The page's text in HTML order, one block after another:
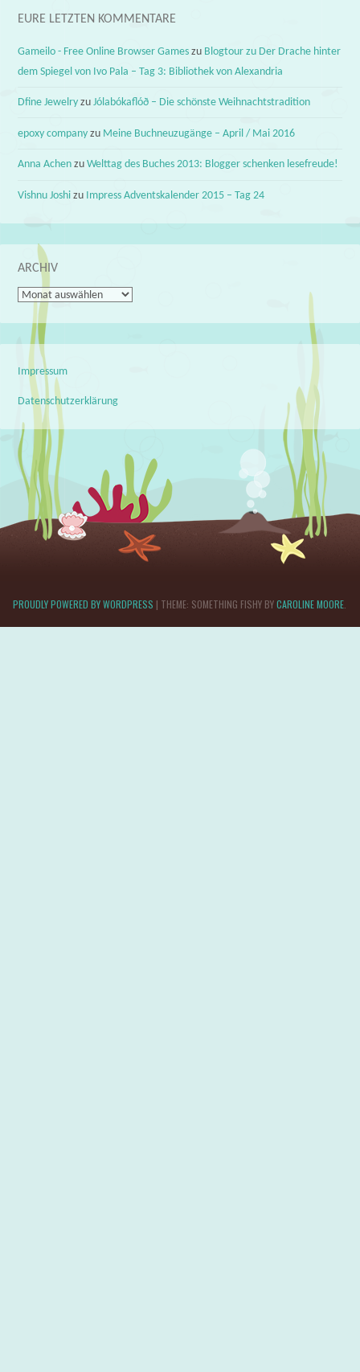
EURE LETZTEN KOMMENTARE
Gameilo - Free Online Browser Games zu Blogtour zu Der Drache hinter
dem Spiegel von Ivo Pala – Tag 3: Bibliothek von Alexandria
Dfine Jewelry zuJólabókaflóð – Die schönste Weihnachtstradition
epoxy company zu Meine Buchneuzugänge – April / Mai 2016
Anna Achen zuWelttag des Buches 2013: Blogger schenken lesefreude!
Vishnu Joshi zu Impress Adventskalender 2015 – Tag 24
ARCHIV
Archiv
Impressum
Datenschutzerklärung
PROUDLY POWERED BY WORDPRESS | THEME: SOMETHING FISHY BYCAROLINE MOORE